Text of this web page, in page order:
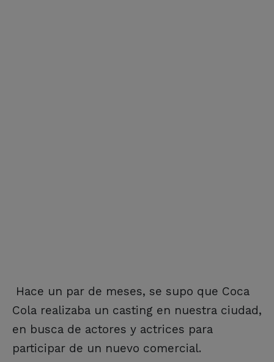
Hace un par de meses, se supo que Coca
Cola realizaba un casting en nuestra ciudad,
en busca de actores y actrices para
participar de un nuevo comercial.